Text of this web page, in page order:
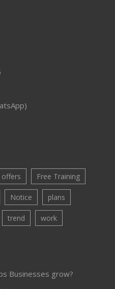
Free Training
Notice plans
trend work
Businesses grow?